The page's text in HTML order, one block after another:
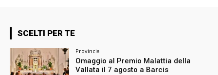
SCELTI PER TE
Provincia
Omaggio al Premio Malattia della
Vallata il 7 agosto a Barcis